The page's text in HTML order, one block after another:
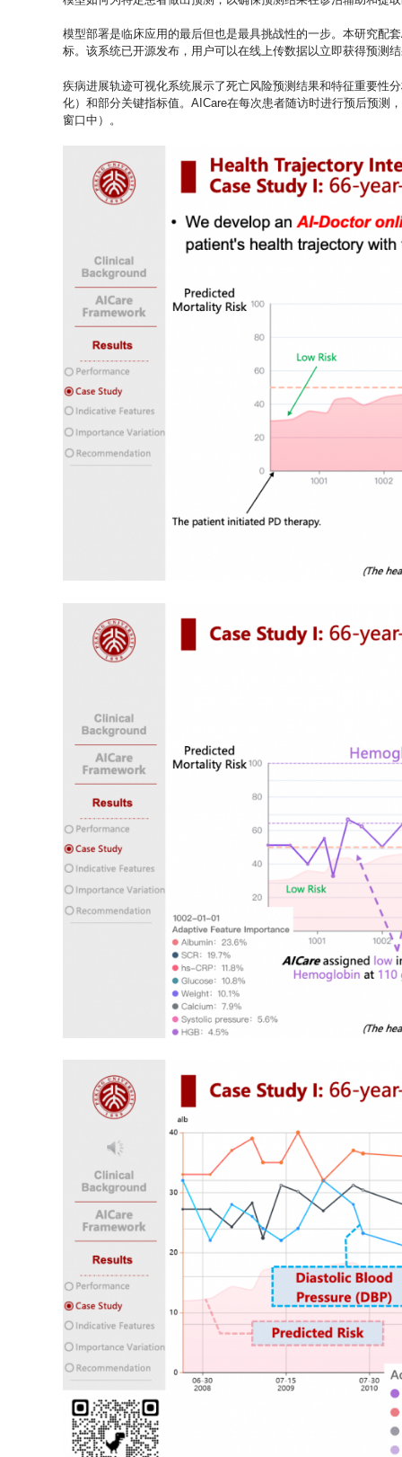
模型部署是临床应用的最后但也是最具挑战性的一步。本研究配
标。该系统已开源发布，用户可以在线上传数据以立即获得预测
疾病进展轨迹可视化系统展示了死亡风险预测结果和特征重要性
化）和部分关键指标值。AICare在每次患者随访时进行预后预测
窗口中）。